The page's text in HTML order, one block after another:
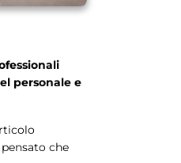
personale e
che